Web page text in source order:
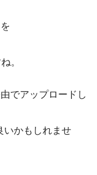
。
でアップロードし
いかもしれませ